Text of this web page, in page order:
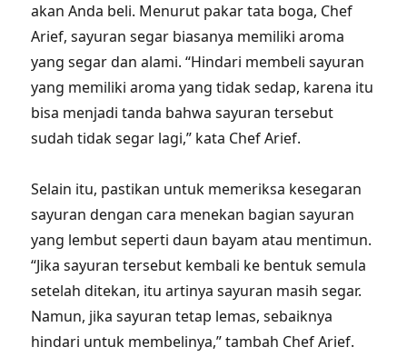
akan Anda beli. Menurut pakar tata boga, Chef
Arief, sayuran segar biasanya memiliki aroma
yang segar dan alami. “Hindari membeli sayuran
yang memiliki aroma yang tidak sedap, karena itu
bisa menjadi tanda bahwa sayuran tersebut
sudah tidak segar lagi,” kata Chef Arief.
Selain itu, pastikan untuk memeriksa kesegaran
sayuran dengan cara menekan bagian sayuran
yang lembut seperti daun bayam atau mentimun.
“Jika sayuran tersebut kembali ke bentuk semula
setelah ditekan, itu artinya sayuran masih segar.
Namun, jika sayuran tetap lemas, sebaiknya
hindari untuk membelinya,” tambah Chef Arief.